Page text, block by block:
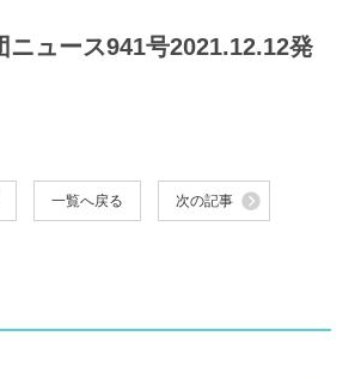
ニュース941号2021.12.12発
一覧へ戻る 次の記事